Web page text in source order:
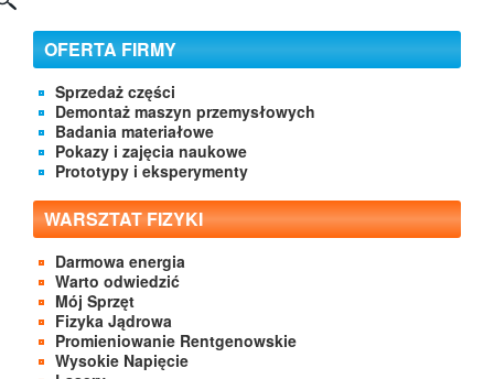
Kontakt
OFERTA FIRMY
Sprzedaż części
Demontaż maszyn przemysłowych
Badania materiałowe
Pokazy i zajęcia naukowe
Prototypy i eksperymenty
WARSZTAT FIZYKI
Darmowa energia
Warto odwiedzić
Mój Sprzęt
Fizyka Jądrowa
Promieniowanie Rentgenowskie
Wysokie Napięcie